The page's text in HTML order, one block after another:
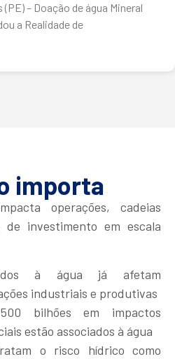
– Doação de água Mineral
a Realidade de
operações, cadeias
de investimento em escala
à água já afetam
industriais e produtivas
bilhões em impactos
estão associados à água
o risco hídrico como
importa